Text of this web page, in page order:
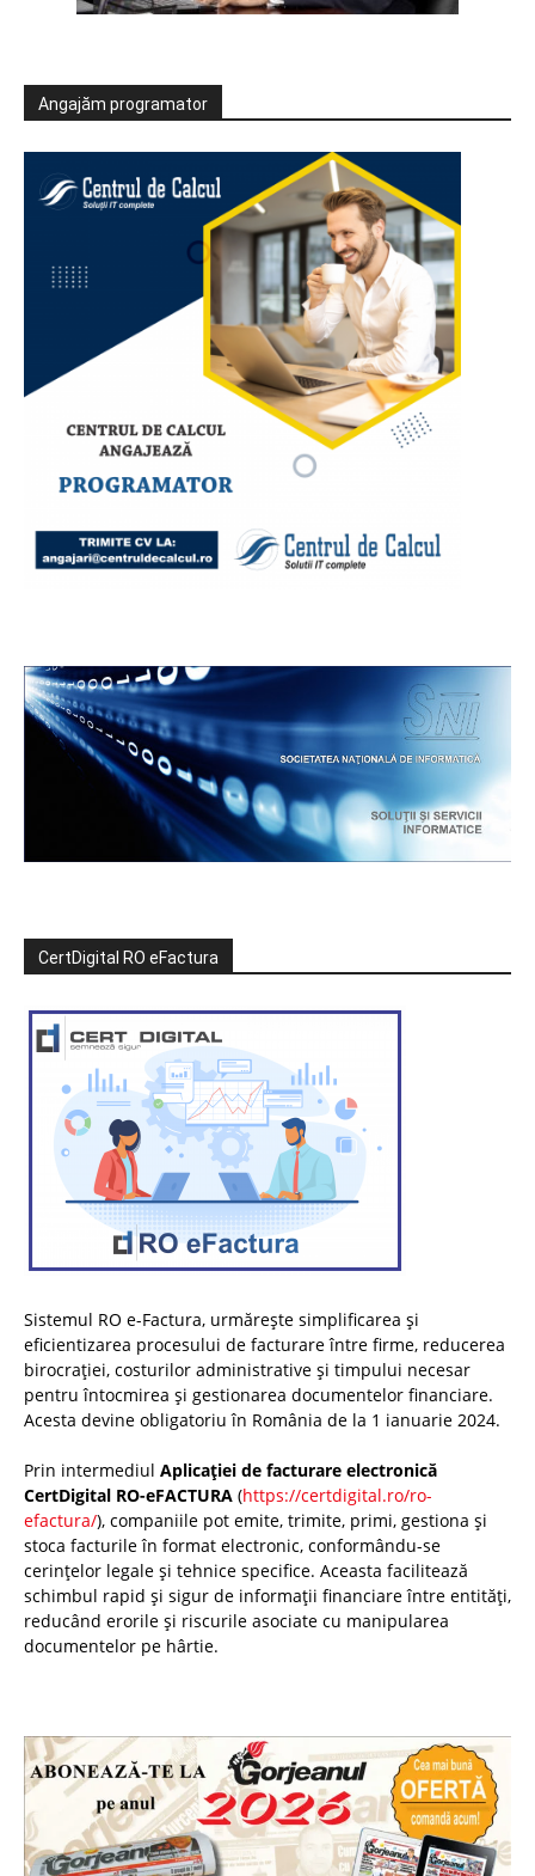
Angajăm programator
CertDigital RO eFactura
Sistemul RO e-Factura, urmărește simplificarea și
eficientizarea procesului de facturare între firme, reducerea
birocrației, costurilor administrative și timpului necesar
pentru întocmirea și gestionarea documentelor financiare.
Acesta devine obligatoriu în România de la 1 ianuarie 2024.
Prin intermediul Aplicației de facturare electronică
CertDigital RO-eFACTURA (https://certdigital.ro/ro-
efactura/), companiile pot emite, trimite, primi, gestiona și
stoca facturile în format electronic, conformându-se
cerințelor legale și tehnice specifice. Aceasta facilitează
schimbul rapid și sigur de informații financiare între entități,
reducând erorile și riscurile asociate cu manipularea
documentelor pe hârtie.